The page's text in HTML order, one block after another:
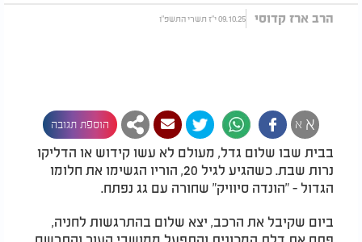
הרב ארז קדוסי 09.10.25 י"ז תשרי התשפ"ו
א א הוספת תגובה
בבית שבו שלום גדל, מעולם לא עשו קידוש או הדליקו
נרות שבת. כשהגיע לגיל 20, הוריו הגשימו את חלומו
הגדול - "הונדה סיוויק" שחורה עם גג נפתח.
ביום שקיבל את הרכב, יצא שלום בהתרגשות לחניה,